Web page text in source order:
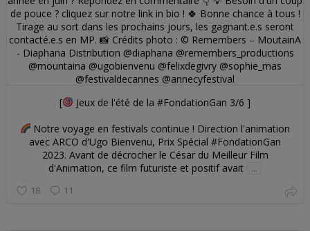
[
Jeux de l'été de la #FondationGan 3/6 ]
Notre voyage en festivals continue ! Direction l'animation
avec ARCO d'Ugo Bienvenu, Prix Spécial #FondationGan
2023. Avant de décrocher le César du Meilleur Film
d'Animation, ce film futuriste et positif avait
...
18 11